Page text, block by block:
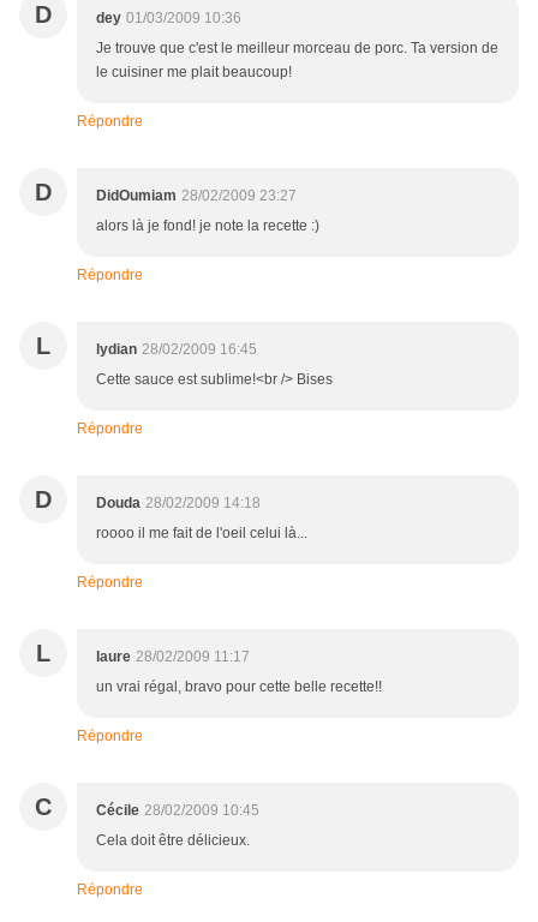
D dey 01/03/2009 10:36
Je trouve que c'est le meilleur morceau de porc. Ta version de
le cuisiner me plait beaucoup!
Répondre
D DidOumiam 28/02/2009 23:27
alors là je fond! je note la recette :)
Répondre
L lydian 28/02/2009 16:45
Cette sauce est sublime!<br /> Bises
Répondre
D Douda 28/02/2009 14:18
roooo il me fait de l'oeil celui là...
Répondre
L laure 28/02/2009 11:17
un vrai régal, bravo pour cette belle recette!!
Répondre
C Cécile 28/02/2009 10:45
Cela doit être délicieux.
Répondre